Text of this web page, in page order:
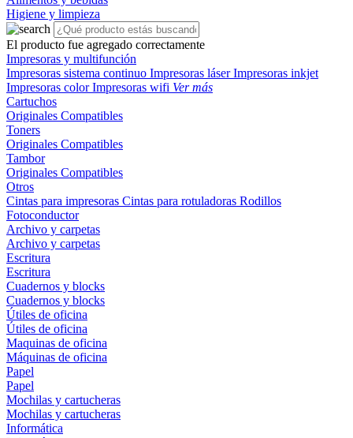
Higiene y limpieza
El producto fue agregado correctamente
Impresoras y multifunción
Impresoras sistema continuo Impresoras láserImpresoras inkjet
Impresoras colorImpresoras wifi Ver más
Cartuchos
Originales Compatibles
Toners
Originales Compatibles
Tambor
Originales Compatibles
Otros
Cintas para impresoras Cintas para rotuladoras Rodillos
Fotoconductor
Archivo y carpetas
Archivo y carpetas
Escritura
Escritura
Cuadernos y blocks
Cuadernos y blocks
Útiles de oficina
Útiles de oficina
Maquinas de oficina
Máquinas de oficina
Papel
Papel
Mochilas y cartucheras
Mochilas y cartucheras
Informática